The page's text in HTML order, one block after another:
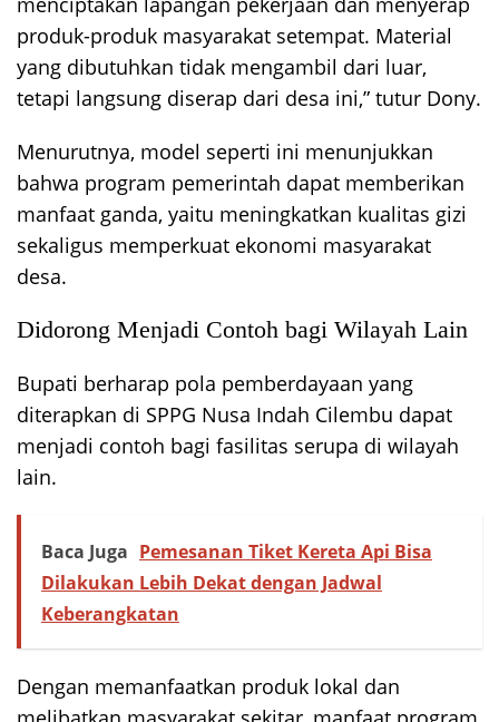
produk-produk masyarakat setempat. Material
yang dibutuhkan tidak mengambil dari luar,
tetapi langsung diserap dari desa ini,” tutur Dony.
Menurutnya, model seperti ini menunjukkan
bahwa program pemerintah dapat memberikan
manfaat ganda, yaitu meningkatkan kualitas gizi
sekaligus memperkuat ekonomi masyarakat
desa.
Didorong Menjadi Contoh bagi Wilayah Lain
Bupati berharap pola pemberdayaan yang
diterapkan di SPPG Nusa Indah Cilembu dapat
menjadi contoh bagi fasilitas serupa di wilayah
lain.
Baca Juga Pemesanan Tiket Kereta Api Bisa
Dilakukan Lebih Dekat dengan Jadwal
Keberangkatan
Dengan memanfaatkan produk lokal dan